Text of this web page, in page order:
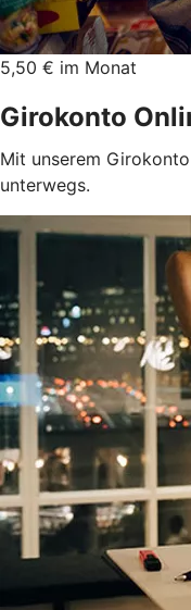
5,50 € im Monat
Girokonto
Mit unserem
unterwegs.